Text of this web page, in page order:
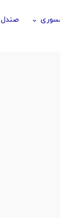
keyboard_arrow_down